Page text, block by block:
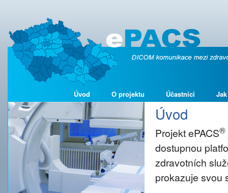
Úvod O projektu Účastníci
Úvod
Projekt ePACS®
dostupnou
zdravotních
prokazuje svou